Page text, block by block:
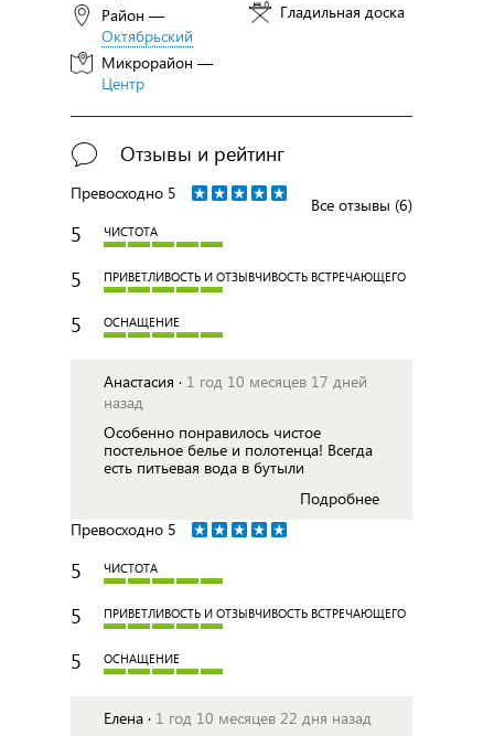
Район —
Октябрьский
Микрорайон —
Центр
Гладильная доска
Отзывы и рейтинг
Все отзывы (6)
Превосходно 5
5 ЧИСТОТА
5 ПРИВЕТЛИВОСТЬ И ОТЗЫВЧИВОСТЬ ВСТРЕЧАЮЩЕГО
5 ОСНАЩЕНИЕ
Анастасия · 1 год 10 месяцев 17 дней
назад
Особенно понравилось чистое
постельное белье и полотенца! Всегда
есть питьевая вода в бутыли
Подробнее
Превосходно 5
5 ЧИСТОТА
5 ПРИВЕТЛИВОСТЬ И ОТЗЫВЧИВОСТЬ ВСТРЕЧАЮЩЕГО
5 ОСНАЩЕНИЕ
Елена · 1 год 10 месяцев 22 дня назад